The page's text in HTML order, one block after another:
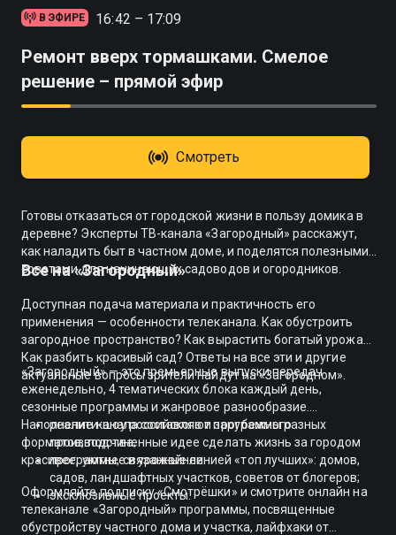
В ЭФИРЕ 16:42 – 17:09
Ремонт вверх тормашками. Смелое
решение – прямой эфир
Смотреть
Готовы отказаться от городской жизни в пользу домика в
деревне? Эксперты ТВ-канала «Загородный» расскажут,
как наладить быт в частном доме, и поделятся полезными
советами для начинающих садоводов и огородников.
Все на «Загородный»
Доступная подача материала и практичность его
применения — особенности телеканала. Как обустроить
загородное пространство? Как вырастить богатый урожай?
Как разбить красивый сад? Ответы на все эти и другие
актуальные вопросы зрители найдут на «Загородном».
«Загородный» — это премьерные выпуски передач
еженедельно, 4 тематических блока каждый день,
сезонные программы и жанровое разнообразие.
Наполнение канала составляют программы разных
форматов, подчиненные идее сделать жизнь за городом
красивее, уютнее и урожайнее:
реалити-шоу российского и зарубежного
производства;
программы, связанные линией «топ лучших»: домов,
садов, ландшафтных участков, советов от блогеров;
эксклюзивные проекты.
Оформляйте подписку «Смотрёшки» и смотрите онлайн на
телеканале «Загородный» программы, посвященные
обустройству частного дома и участка, лайфхаки от